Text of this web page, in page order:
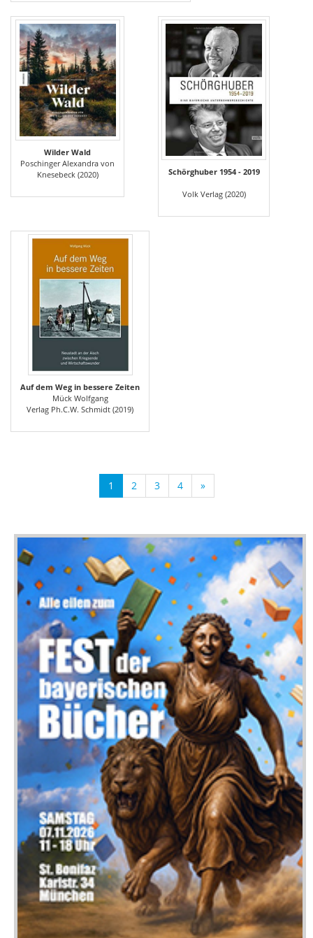
Wilder Wald
Poschinger Alexandra von
Knesebeck (2020)
Schörghuber 1954 - 2019
Volk Verlag (2020)
Auf dem Weg in bessere Zeiten
Mück Wolfgang
Verlag Ph.C.W. Schmidt (2019)
1 2 3 4 »